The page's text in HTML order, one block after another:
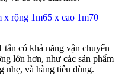
x rộng 1m65 x cao 1m70
có khả năng vận chuyển
lớn hơn, như các sản phẩm
nhẹ, và hàng tiêu dùng.